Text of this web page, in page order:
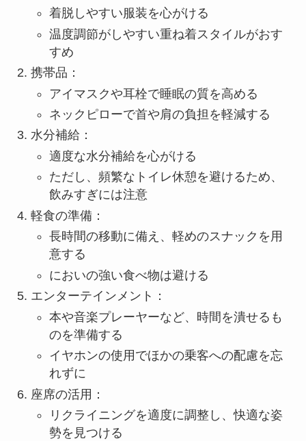
着脱しやすい服装を心がける
温度調節がしやすい重ね着スタイルがおす
すめ
携帯品：
アイマスクや耳栓で睡眠の質を高める
ネックピローで首や肩の負担を軽減する
水分補給：
適度な水分補給を心がける
ただし、頻繁なトイレ休憩を避けるため、
飲みすぎには注意
軽食の準備：
長時間の移動に備え、軽めのスナックを用
意する
においの強い食べ物は避ける
エンターテインメント：
本や音楽プレーヤーなど、時間を潰せるも
のを準備する
イヤホンの使用でほかの乗客への配慮を忘
れずに
座席の活用：
リクライニングを適度に調整し、快適な姿
勢を見つける